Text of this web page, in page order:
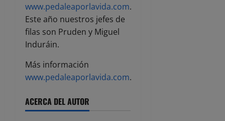
www.pedaleaporlavida.com.
Este año nuestros jefes de
filas son Pruden y Miguel
Induráin.
Más información
www.pedaleaporlavida.com.
ACERCA DEL AUTOR